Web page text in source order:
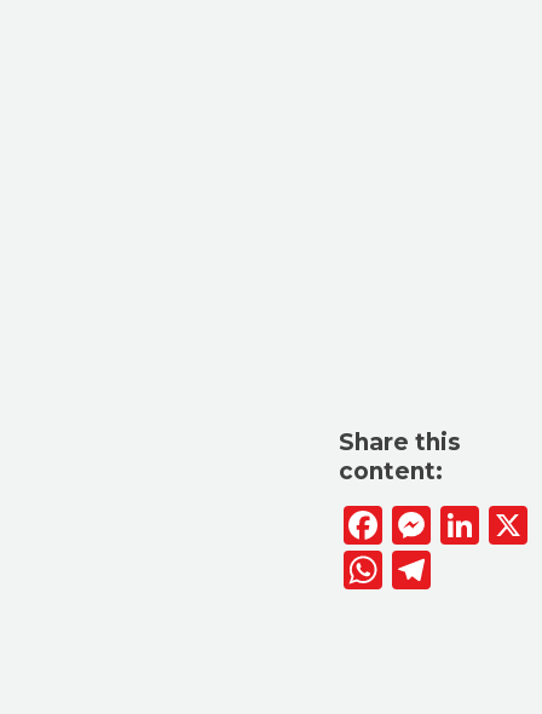
Share this
content:
Facebook